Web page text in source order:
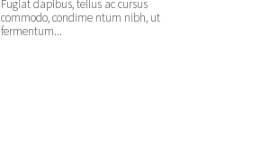
Fugiat dapibus, tellus ac cursus
commodo, condime ntum nibh, ut
fermentum...